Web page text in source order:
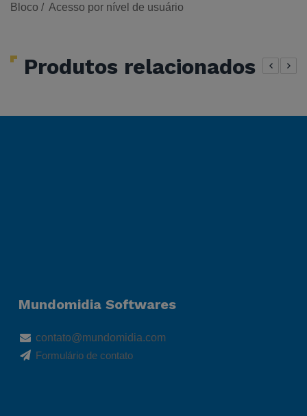
Bloco / Acesso por nível de usuário
Produtos relacionados
Mundomidia Softwares
contato@mundomidia.com
Formulário de contato